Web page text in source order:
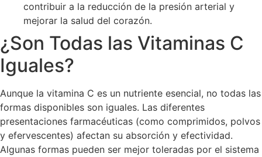
contribuir a la reducción de la presión arterial y
mejorar la salud del corazón.
¿Son Todas las Vitaminas C
Iguales?
Aunque la vitamina C es un nutriente esencial, no todas las
formas disponibles son iguales. Las diferentes
presentaciones farmacéuticas (como comprimidos, polvos
y efervescentes) afectan su absorción y efectividad.
Algunas formas pueden ser mejor toleradas por el sistema